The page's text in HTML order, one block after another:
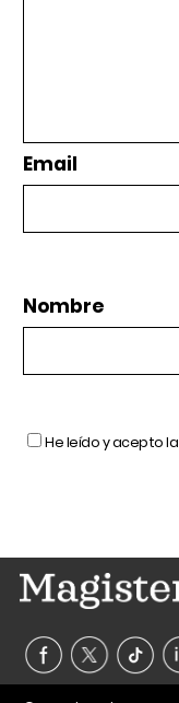
Email
Nombre
He leído y acepto la